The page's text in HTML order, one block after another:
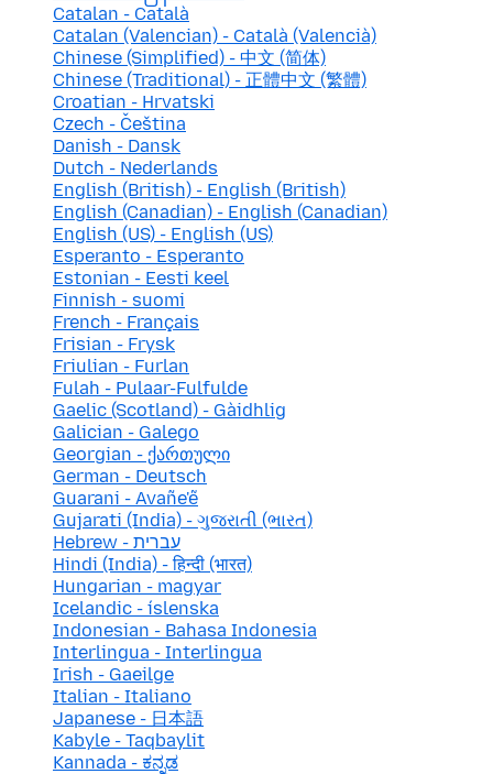
Catalan - Català
Catalan (Valencian) - Català (Valencià)
Chinese (Simplified) - 中文 (简体)
Chinese (Traditional) - 正體中文 (繁體)
Croatian - Hrvatski
Czech - Čeština
Danish - Dansk
Dutch - Nederlands
English (British) - English (British)
English (Canadian) - English (Canadian)
English (US) - English (US)
Esperanto - Esperanto
Estonian - Eesti keel
Finnish - suomi
French - Français
Frisian - Frysk
Friulian - Furlan
Fulah - Pulaar-Fulfulde
Gaelic (Scotland) - Gàidhlig
Galician - Galego
Georgian - ქართული
German - Deutsch
Guarani - Avañe'ẽ
Gujarati (India) - ગુજરાતી (ભારત)
Hebrew - עברית
Hindi (India) - हिन्दी (भारत)
Hungarian - magyar
Icelandic - íslenska
Indonesian - Bahasa Indonesia
Interlingua - Interlingua
Irish - Gaeilge
Italian - Italiano
Japanese - 日本語
Kabyle - Taqbaylit
Kannada - ಕನ್ನಡ